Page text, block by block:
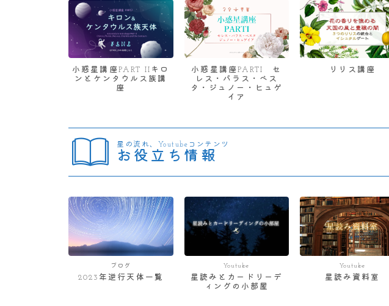
小惑星講座PART IIキロ
ンとケンタウルス族講
座
小惑星講座PARTI セ
レス・パラス・ベス
タ・ジュノー・ヒュゲ
イア
リリス講座
星の流れ、Youtubeコンテンツ
お役立ち情報
ブログ
2023年逆行天体一覧
Youtube
星読みとカードリーデ
ィングの小部屋
Youtube
星読み資料室